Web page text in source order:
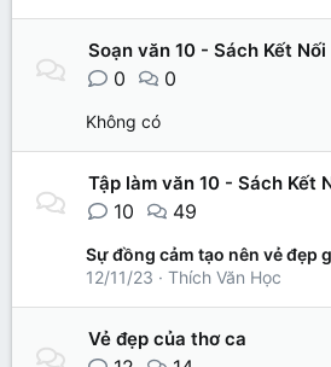
Soạn văn 10 - Sách Kết Nối
0 0
Không có
Tập làm văn 10 - Sách Kết
10 49
Sự đồng cảm tạo nên vẻ đẹp
12/11/23
Thích Văn Học
Vẻ đẹp của thơ ca